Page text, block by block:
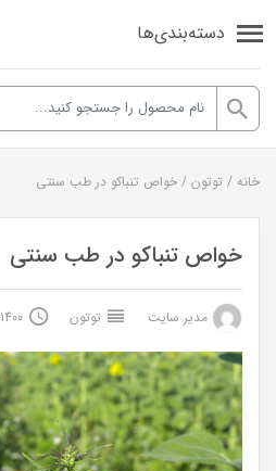
دسته‌بندی‌ها
خانه / توتون / خواص تنباکو در طب سنتی
خواص تنباکو در طب سنتی
مدیر سایت توتون 1400-04-01